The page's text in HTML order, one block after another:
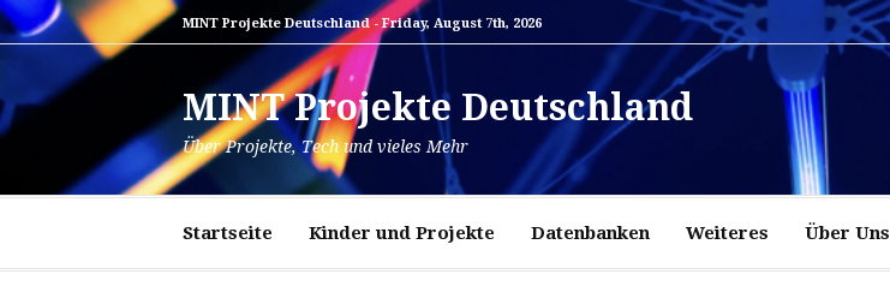
Zum
Inhalt
MINT Projekte Deutschland - Friday, August 7th, 2026
MINT Projekte Deutschland
Über Projekte, Tech und vieles Mehr
Startseite Kinder und Projekte Datenbanken Weiteres Über Uns